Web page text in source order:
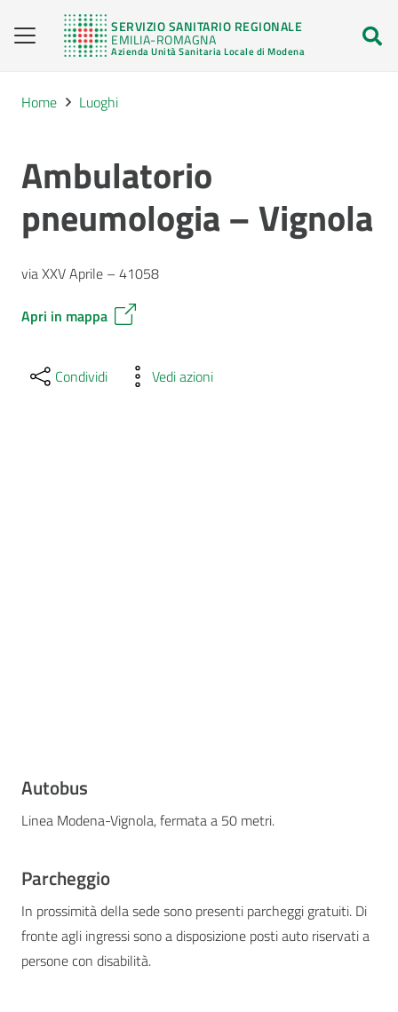
SERVIZIO SANITARIO REGIONALE
EMILIA-ROMAGNA
Azienda Unità Sanitaria Locale di Modena
Home Luoghi
Ambulatorio
pneumologia – Vignola
via XXV Aprile – 41058
Apri in mappa
Condividi Vedi azioni
Autobus
Linea Modena-Vignola, fermata a 50 metri.
Parcheggio
In prossimità della sede sono presenti parcheggi gratuiti. Di
fronte agli ingressi sono a disposizione posti auto riservati a
persone con disabilità.